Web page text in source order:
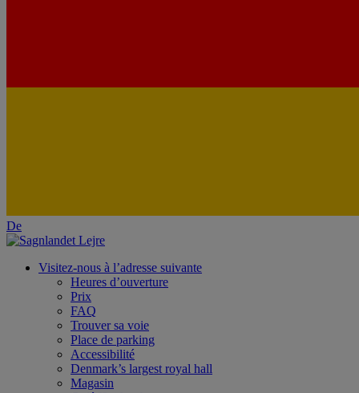
De
Visitez-nous à l’adresse suivante
Heures d’ouverture
Prix
FAQ
Trouver sa voie
Place de parking
Accessibilité
Denmark’s largest royal hall
Magasin